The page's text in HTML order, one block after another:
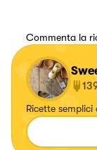
Commenta la
Ricette